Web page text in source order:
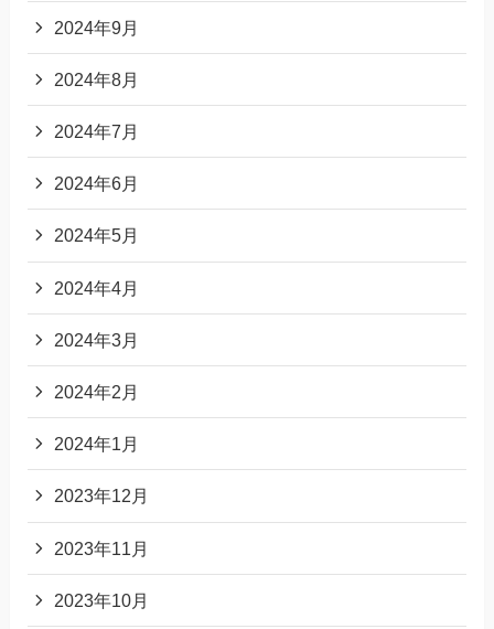
2024年9月
2024年8月
2024年7月
2024年6月
2024年5月
2024年4月
2024年3月
2024年2月
2024年1月
2023年12月
2023年11月
2023年10月